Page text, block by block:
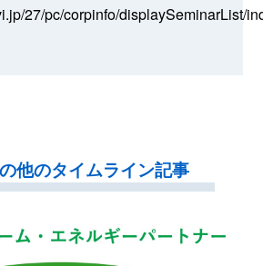
27/pc/corpinfo/displaySeminarList/
他のタイムライン記事